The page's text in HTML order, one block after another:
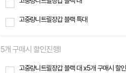
고중량니트릴장갑 블랙 특대
5개 구매시 할인진행!
고중량니트릴장갑 블랙 대 x5개 구매시 할